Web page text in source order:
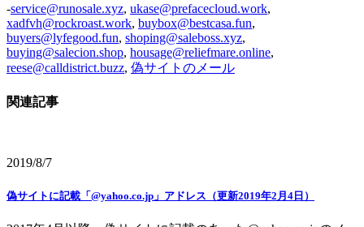
-service@runosale.xyz, ukase@prefacecloud.work,
xadfvh@rockroast.work, buybox@bestcasa.fun,
buyers@lyfegood.fun, shoping@saleboss.xyz,
buying@salecion.shop, housage@reliefmare.online,
reese@calldistrict.buzz, 偽サイトのメール
関連記事
2019/8/7
偽サイトに記載「@yahoo.co.jp」アドレス（更新2019年2月4日）